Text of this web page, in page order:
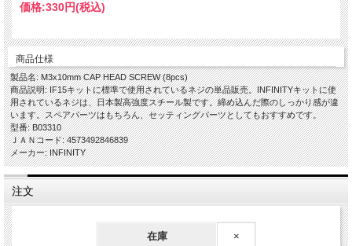
価格:330円(税込)
商品仕様
製品名: M3x10mm CAP HEAD SCREW (8pcs)
商品説明: IF15キットに標準で使用されているネジの単品販売。INFINITYキットに使
用されているネジは、日本製高強度スチール製です。締め込んだ際のしっかり感が違
います。スペアパーツはもちろん、セッティングパーツとしてもおすすめです。
型番: B03310
ＪＡＮコード: 4573492846839
メーカー: INFINITY
注文
在庫 ×